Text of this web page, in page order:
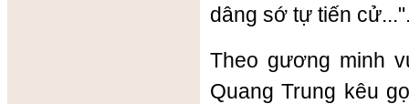
dâng sớ tự tiến
Theo gương minh
Quang Trung kêu